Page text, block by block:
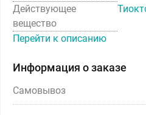
Действующее
вещество
Перейти к описанию
Информация о заказе
Самовывоз